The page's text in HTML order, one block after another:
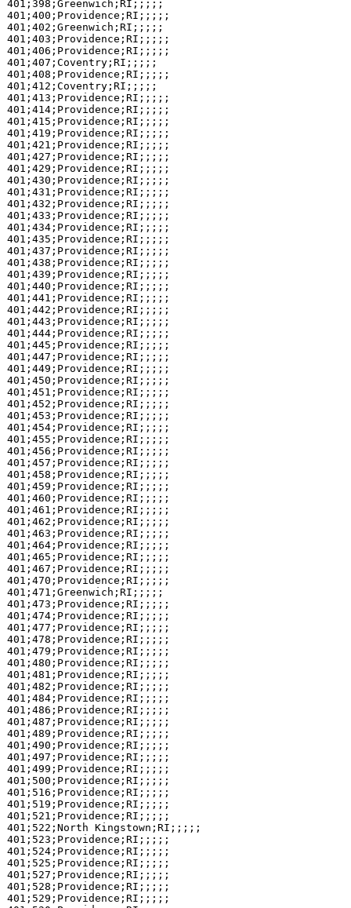
401;398;Greenwich;RI;;;;;
401;400;Providence;RI;;;;;
401;402;Greenwich;RI;;;;;
401;403;Providence;RI;;;;;
401;406;Providence;RI;;;;;
401;407;Coventry;RI;;;;;
401;408;Providence;RI;;;;;
401;412;Coventry;RI;;;;;
401;413;Providence;RI;;;;;
401;414;Providence;RI;;;;;
401;415;Providence;RI;;;;;
401;419;Providence;RI;;;;;
401;421;Providence;RI;;;;;
401;427;Providence;RI;;;;;
401;429;Providence;RI;;;;;
401;430;Providence;RI;;;;;
401;431;Providence;RI;;;;;
401;432;Providence;RI;;;;;
401;433;Providence;RI;;;;;
401;434;Providence;RI;;;;;
401;435;Providence;RI;;;;;
401;437;Providence;RI;;;;;
401;438;Providence;RI;;;;;
401;439;Providence;RI;;;;;
401;440;Providence;RI;;;;;
401;441;Providence;RI;;;;;
401;442;Providence;RI;;;;;
401;443;Providence;RI;;;;;
401;444;Providence;RI;;;;;
401;445;Providence;RI;;;;;
401;447;Providence;RI;;;;;
401;449;Providence;RI;;;;;
401;450;Providence;RI;;;;;
401;451;Providence;RI;;;;;
401;452;Providence;RI;;;;;
401;453;Providence;RI;;;;;
401;454;Providence;RI;;;;;
401;455;Providence;RI;;;;;
401;456;Providence;RI;;;;;
401;457;Providence;RI;;;;;
401;458;Providence;RI;;;;;
401;459;Providence;RI;;;;;
401;460;Providence;RI;;;;;
401;461;Providence;RI;;;;;
401;462;Providence;RI;;;;;
401;463;Providence;RI;;;;;
401;464;Providence;RI;;;;;
401;465;Providence;RI;;;;;
401;467;Providence;RI;;;;;
401;470;Providence;RI;;;;;
401;471;Greenwich;RI;;;;;
401;473;Providence;RI;;;;;
401;474;Providence;RI;;;;;
401;477;Providence;RI;;;;;
401;478;Providence;RI;;;;;
401;479;Providence;RI;;;;;
401;480;Providence;RI;;;;;
401;481;Providence;RI;;;;;
401;482;Providence;RI;;;;;
401;484;Providence;RI;;;;;
401;486;Providence;RI;;;;;
401;487;Providence;RI;;;;;
401;489;Providence;RI;;;;;
401;490;Providence;RI;;;;;
401;497;Providence;RI;;;;;
401;499;Providence;RI;;;;;
401;500;Providence;RI;;;;;
401;516;Providence;RI;;;;;
401;519;Providence;RI;;;;;
401;521;Providence;RI;;;;;
401;522;North Kingstown;RI;;;;;
401;523;Providence;RI;;;;;
401;524;Providence;RI;;;;;
401;525;Providence;RI;;;;;
401;527;Providence;RI;;;;;
401;528;Providence;RI;;;;;
401;529;Providence;RI;;;;;